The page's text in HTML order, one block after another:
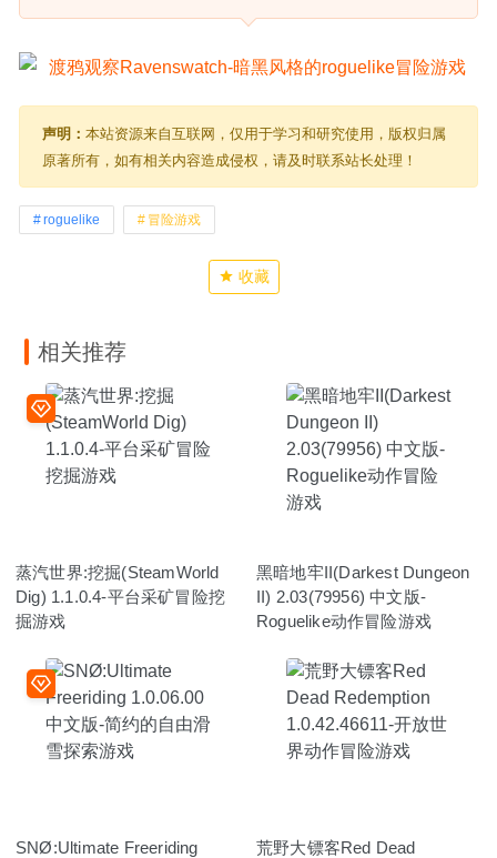
声明： 本站资源来自互联网，仅用于学习和研究使用，版权归属
原著所有，如有相关内容造成侵权，请及时联系站长处理！
roguelike 冒险游戏
收藏
相关推荐
蒸汽世界:挖掘(SteamWorld
Dig) 1.1.0.4-平台采矿冒险挖
掘游戏
黑暗地牢II(Darkest Dungeon
II) 2.03(79956) 中文版-
Roguelike动作冒险游戏
SNØ:Ultimate Freeriding
荒野大镖客Red Dead